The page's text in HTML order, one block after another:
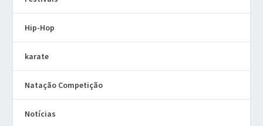
Hip-Hop
karate
Natação Competição
Notícias